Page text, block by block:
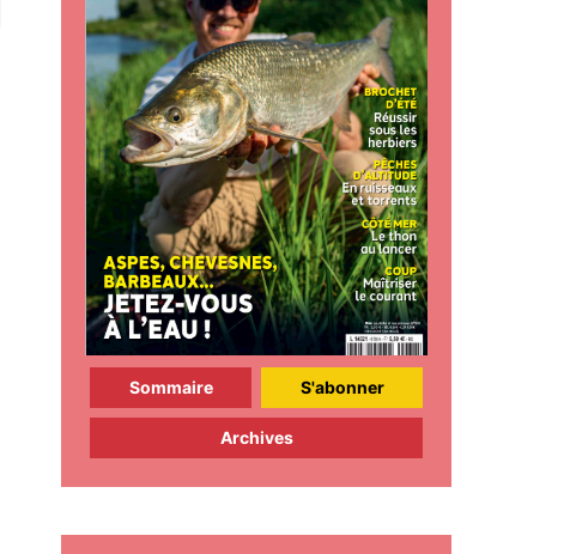
Sommaire S'abonner
Archives